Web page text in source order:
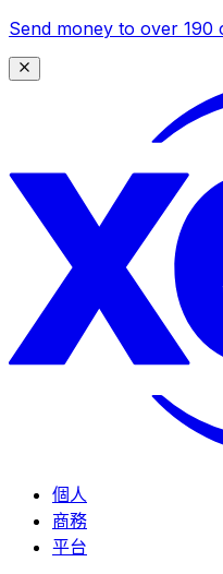
Send money to over 190
個人
商務
平台